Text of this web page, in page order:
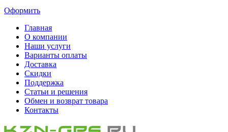
Оформить
Главная
О компании
Наши услуги
Варианты оплаты
Доставка
Скидки
Поддержка
Статьи и решения
Обмен и возврат товара
Контакты